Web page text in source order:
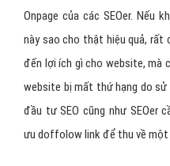
Onpage của các SEOer. Nếu
này sao cho thật hiệu quả, rất
đến lợi ích gì cho website, mà
website bị mất thứ hạng do sử
đầu tư SEO cũng như SEOer
ưu doffolow link để thu về một